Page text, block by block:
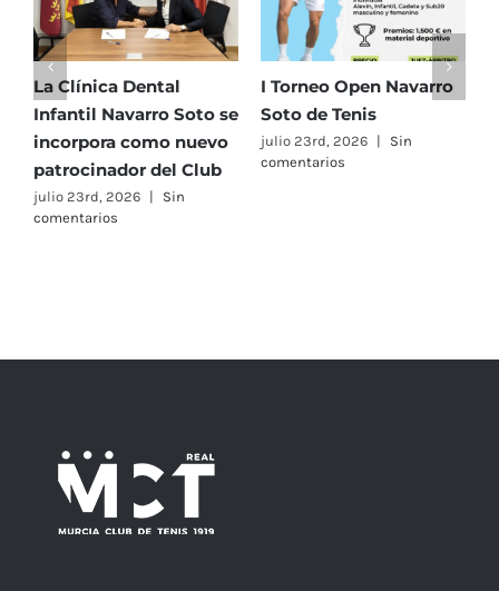
La Clínica Dental
Infantil Navarro Soto se
incorpora como nuevo
patrocinador del Club
julio 23rd, 2026 |
Sin
comentarios
I Torneo Open Navarro
Soto de Tenis
julio 23rd, 2026 |
Sin
comentarios